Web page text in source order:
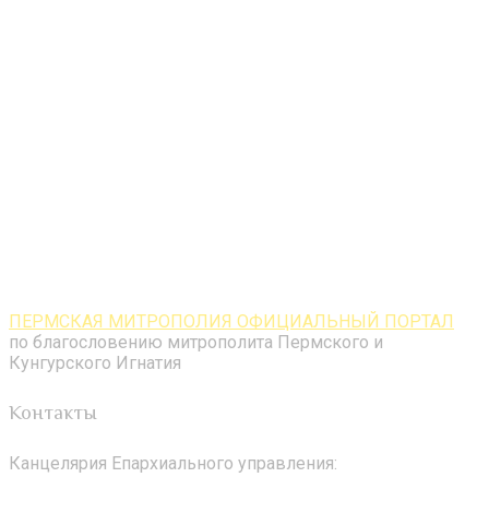
ПЕРМСКАЯ МИТРОПОЛИЯ ОФИЦИАЛЬНЫЙ ПОРТАЛ
по благословению митрополита Пермского и
Кунгурского Игнатия
Контакты
Канцелярия Епархиального управления: